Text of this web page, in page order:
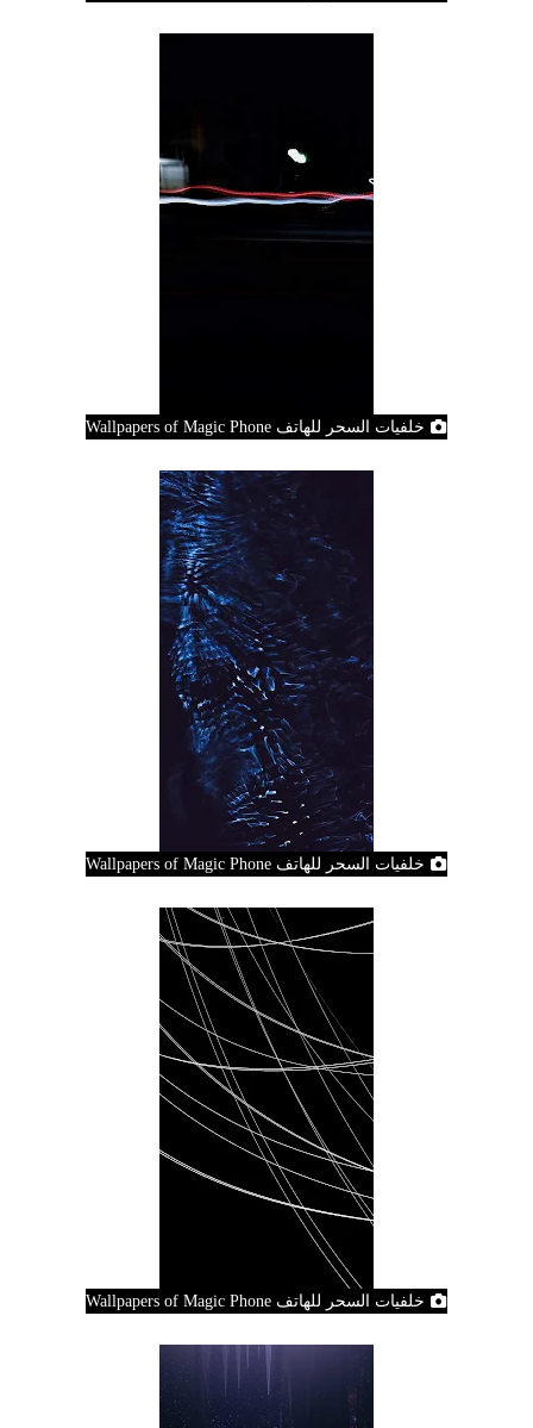
خلفيات السحر للهاتف Wallpapers of Magic Phone
خلفيات السحر للهاتف Wallpapers of Magic Phone
خلفيات السحر للهاتف Wallpapers of Magic Phone